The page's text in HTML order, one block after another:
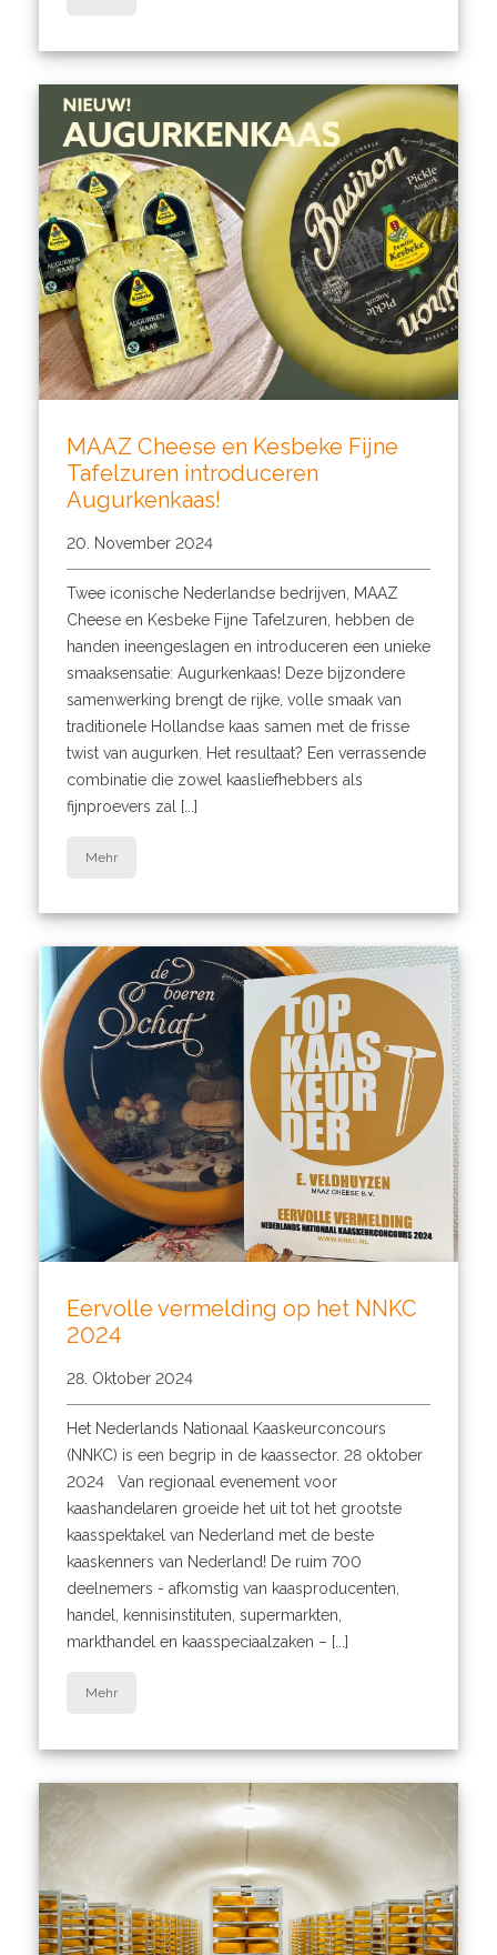
MAAZ Cheese en Kesbeke Fijne
Tafelzuren introduceren
Augurkenkaas!
20. November 2024
Twee iconische Nederlandse bedrijven, MAAZ
Cheese en Kesbeke Fijne Tafelzuren, hebben de
handen ineengeslagen en introduceren een unieke
smaaksensatie: Augurkenkaas! Deze bijzondere
samenwerking brengt de rijke, volle smaak van
traditionele Hollandse kaas samen met de frisse
twist van augurken. Het resultaat? Een verrassende
combinatie die zowel kaasliefhebbers als
fijnproevers zal [...]
Mehr
Eervolle vermelding op het NNKC
2024
28. Oktober 2024
Het Nederlands Nationaal Kaaskeurconcours
(NNKC) is een begrip in de kaassector. 28 oktober
2024 Van regionaal evenement voor
kaashandelaren groeide het uit tot het grootste
kaasspektakel van Nederland met de beste
kaaskenners van Nederland! De ruim 700
deelnemers - afkomstig van kaasproducenten,
handel, kennisinstituten, supermarkten,
markthandel en kaasspeciaalzaken – [...]
Mehr